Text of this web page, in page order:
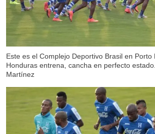
Este es el Complejo Deportivo Brasil en Porto
Honduras entrena, cancha en perfecto
Martínez